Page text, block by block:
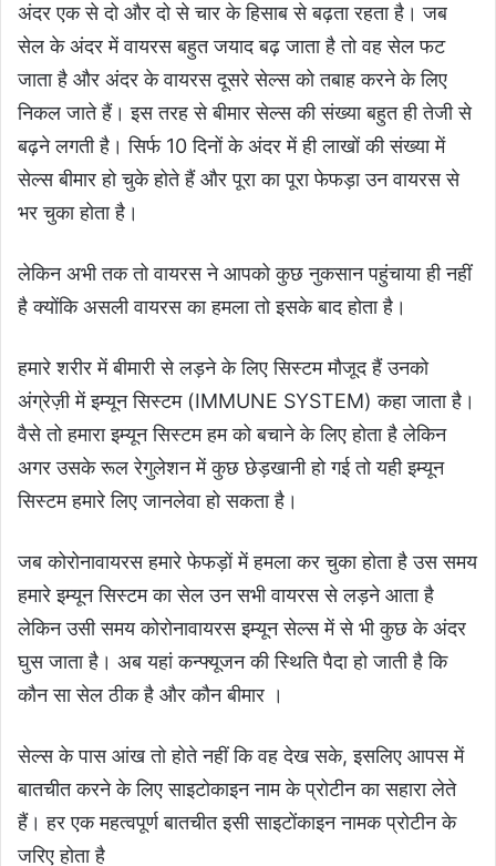
अंदर एक से दो और दो से चार के हिसाब से बढ़ता रहता है। जब
सेल के अंदर में वायरस बहुत जयाद बढ़ जाता है तो वह सेल फट
जाता है और अंदर के वायरस दूसरे सेल्स को तबाह करने के लिए
निकल जाते हैं। इस तरह से बीमार सेल्स की संख्या बहुत ही तेजी से
बढ़ने लगती है। सिर्फ 10 दिनों के अंदर में ही लाखों की संख्या में
सेल्स बीमार हो चुके होते हैं और पूरा का पूरा फेफड़ा उन वायरस से
भर चुका होता है।
लेकिन अभी तक तो वायरस ने आपको कुछ नुकसान पहुंचाया ही नहीं
है क्योंकि असली वायरस का हमला तो इसके बाद होता है।
हमारे शरीर में बीमारी से लड़ने के लिए सिस्टम मौजूद हैं उनको
अंग्रेज़ी में इम्यून सिस्टम (IMMUNE SYSTEM) कहा जाता है।
वैसे तो हमारा इम्यून सिस्टम हम को बचाने के लिए होता है लेकिन
अगर उसके रूल रेगुलेशन में कुछ छेड़खानी हो गई तो यही इम्यून
सिस्टम हमारे लिए जानलेवा हो सकता है।
जब कोरोनावायरस हमारे फेफड़ों में हमला कर चुका होता है उस समय
हमारे इम्यून सिस्टम का सेल उन सभी वायरस से लड़ने आता है
लेकिन उसी समय कोरोनावायरस इम्यून सेल्स में से भी कुछ के अंदर
घुस जाता है। अब यहां कन्फ्यूजन की स्थिति पैदा हो जाती है कि
कौन सा सेल ठीक है और कौन बीमार ।
सेल्स के पास आंख तो होते नहीं कि वह देख सके, इसलिए आपस में
बातचीत करने के लिए साइटोकाइन नाम के प्रोटीन का सहारा लेते
हैं। हर एक महत्वपूर्ण बातचीत इसी साइटोंकाइन नामक प्रोटीन के
जरिए होता है